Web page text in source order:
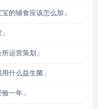
的辅食应该怎么加」
运营策划」
什么益生菌」
一年」